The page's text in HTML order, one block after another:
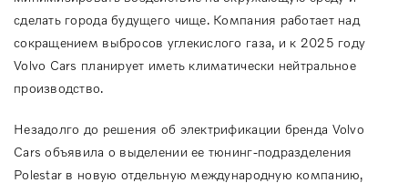
сделать города будущего чище. Компания работает над
сокращением выбросов углекислого газа, и к 2025 году
Volvo Cars планирует иметь климатически нейтральное
производство.
Незадолго до решения об электрификации бренда Volvo
Cars объявила о выделении ее тюнинг-подразделения
Polestar в новую отдельную международную компанию,